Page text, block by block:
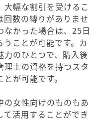
幅な割引を受けるこ
回数の縛りがありませ
なかった場合は、25日
ことが可能です。カ
力のひとつで、購入後
士の資格を持つスタ
が可能です。
女性向けのものもあ
活用することができ